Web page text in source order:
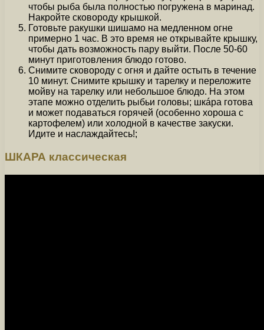
чтобы рыба была полностью погружена в маринад.
Накройте сковороду крышкой.
Готовьте ракушки шишамо на медленном огне
примерно 1 час. В это время не открывайте крышку,
чтобы дать возможность пару выйти. После 50-60
минут приготовления блюдо готово.
Снимите сковороду с огня и дайте остыть в течение
10 минут. Снимите крышку и тарелку и переложите
мойву на тарелку или небольшое блюдо. На этом
этапе можно отделить рыбьи головы; шкáра готова
и может подаваться горячей (особенно хороша с
картофелем) или холодной в качестве закуски.
Идите и наслаждайтесь!;
ШКАРА классическая